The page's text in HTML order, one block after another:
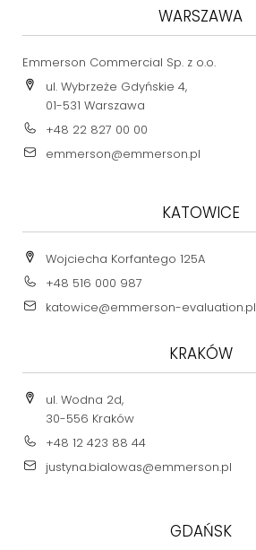
WARSZAWA
Emmerson Commercial Sp. z o.o.
ul. Wybrzeże Gdyńskie 4,
01-531 Warszawa
+48 22 827 00 00
emmerson@emmerson.pl
KATOWICE
Wojciecha Korfantego 125A
+48 516 000 987
katowice@emmerson-evaluation.pl
KRAKÓW
ul. Wodna 2d,
30-556 Kraków
+48 12 423 88 44
justyna.bialowas@emmerson.pl
GDAŃSK